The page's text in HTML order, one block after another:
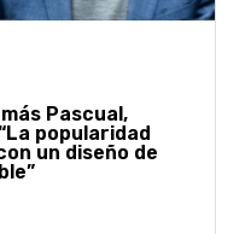
Pascual,
popularidad
un diseño de